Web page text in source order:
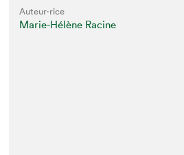
Auteur·rice
Marie-Hélène Racine